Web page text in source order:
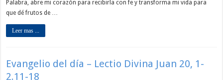
Palabra, abre mi corazón para recibirla con fe y transforma mi vida para
que dé frutos de …
Leer mas ...
Evangelio del día – Lectio Divina Juan 20, 1-
2.11-18